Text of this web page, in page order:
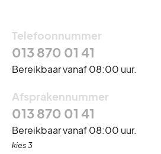
Telefoonnummer
013 870 01 41
Bereikbaar vanaf 08:00 uur.
Afsprakennummer
013 870 01 41
Bereikbaar vanaf 08:00 uur.
kies 3
Vakantie
20 oktober t/m 21 oktober
Dokter Kuik en Vingerhoets
0138700140
Kerst
Vrijdag 25 december